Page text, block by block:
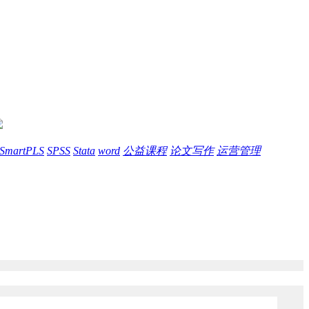
SmartPLS SPSS Stata word 公益课程 论文写作 运营管理